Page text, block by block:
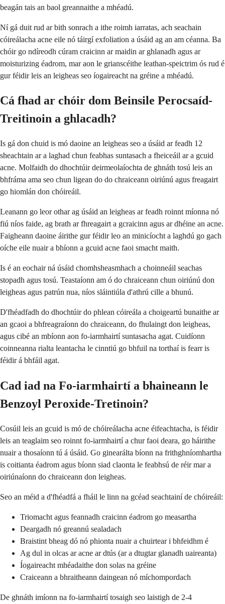
beagán tais an baol greannaithe a mhéadú.
Ní gá duit rud ar bith sonrach a ithe roimh iarratas, ach seachain
cóireálacha acne eile nó táirgí exfoliation a úsáid ag an am céanna. Ba
chóir go ndíreodh cúram craicinn ar maidin ar ghlanadh agus ar
moisturizing éadrom, mar aon le grianscéithe leathan-speictrim ós rud é
gur féidir leis an leigheas seo íogaireacht na gréine a mhéadú.
Cá fhad ar chóir dom Beinsile Perocsaíd-
Treitinoin a ghlacadh?
Is gá don chuid is mó daoine an leigheas seo a úsáid ar feadh 12
sheachtain ar a laghad chun feabhas suntasach a fheiceáil ar a gcuid
acne. Molfaidh do dhochtúir deirmeolaíochta de ghnáth tosú leis an
bhfráma ama seo chun ligean do do chraiceann oiriúnú agus freagairt
go hiomlán don chóireáil.
Leanann go leor othar ag úsáid an leigheas ar feadh roinnt míonna nó
fiú níos faide, ag brath ar fhreagairt a gcraicinn agus ar dhéine an acne.
Faigheann daoine áirithe gur féidir leo an minicíocht a laghdú go gach
oíche eile nuair a bhíonn a gcuid acne faoi smacht maith.
Is é an eochair ná úsáid chomhsheasmhach a choinneáil seachas
stopadh agus tosú. Teastaíonn am ó do chraiceann chun oiriúnú don
leigheas agus patrún nua, níos sláintiúla d'athrú cille a bhunú.
D'fhéadfadh do dhochtúir do phlean cóireála a choigeartú bunaithe ar
an gcaoi a bhfreagraíonn do chraiceann, do fhulaingt don leigheas,
agus cibé an mbíonn aon fo-iarmhairtí suntasacha agat. Cuidíonn
coinneanna rialta leantacha le cinntiú go bhfuil na torthaí is fearr is
féidir á bhfáil agat.
Cad iad na Fo-iarmhairtí a bhaineann le
Benzoyl Peroxide-Tretinoin?
Cosúil leis an gcuid is mó de chóireálacha acne éifeachtacha, is féidir
leis an teaglaim seo roinnt fo-iarmhairtí a chur faoi deara, go háirithe
nuair a thosaíonn tú á úsáid. Go ginearálta bíonn na frithghníomhartha
is coitianta éadrom agus bíonn siad claonta le feabhsú de réir mar a
oiriúnaíonn do chraiceann don leigheas.
Seo an méid a d'fhéadfá a fháil le linn na gcéad seachtainí de chóireáil:
Triomacht agus feannadh craicinn éadrom go measartha
Deargadh nó greannú sealadach
Braistint bheag dó nó phionta nuair a chuirtear i bhfeidhm é
Ag dul in olcas ar acne ar dtús (ar a dtugtar glanadh uaireanta)
Íogaireacht mhéadaithe don solas na gréine
Craiceann a bhraitheann daingean nó míchompordach
De ghnáth imíonn na fo-iarmhairtí tosaigh seo laistigh de 2-4